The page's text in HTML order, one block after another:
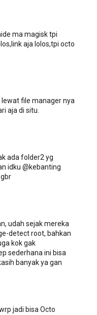
ma magisk tpi
aja lolos,tpi octo
lewat file manager nya
aja di situ.
ada folder2 yg
idku @kebanting
udah sejak mereka
detect root, bahkan
kok gak
sederhana ini bisa
banyak ya gan
jadi bisa Octo